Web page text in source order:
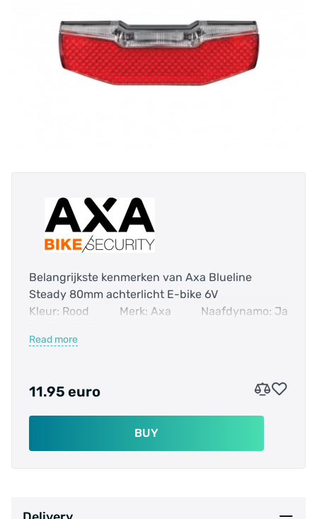
Belangrijkste kenmerken van Axa Blueline
Steady 80mm achterlicht E-bike 6V
Kleur: Rood
Merk: Axa
Naafdynamo: Ja
Axa Blueline Steady 80mm achterlicht
• Geschikt voor gebruik met 6V e-bike batterij
• Geïntegreerde reflector
• Water en schokbestendig
Read more
11.95 euro
BUY